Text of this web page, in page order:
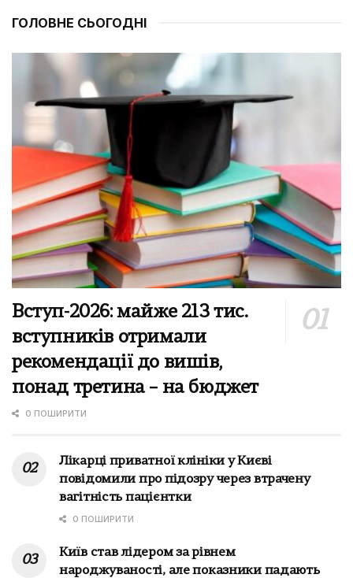
ГОЛОВНЕ СЬОГОДНІ
Вступ-2026: майже 213 тис.
вступників отримали
рекомендації до вишів,
понад третина – на бюджет
0 ПОШИРИТИ
Лікарці приватної клініки у Києві
повідомили про підозру через втрачену
вагітність пацієнтки
0 ПОШИРИТИ
Київ став лідером за рівнем
народжуваності, але показники падають